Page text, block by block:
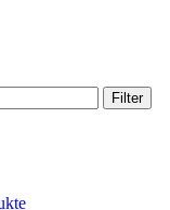
Filter